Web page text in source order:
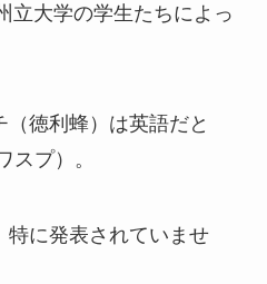
立大学の学生たちによっ
徳利蜂）は英語だと
スプ）。
特に発表されていませ